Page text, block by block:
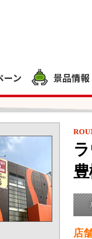
ーン 景品情報
店